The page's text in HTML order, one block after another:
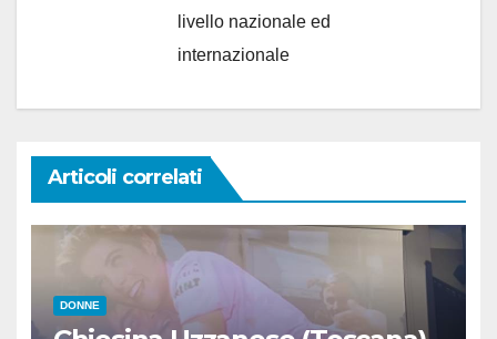
livello nazionale ed
internazionale
Articoli correlati
DONNE